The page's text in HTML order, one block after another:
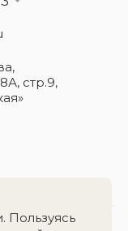
стр.9,
Пользуясь